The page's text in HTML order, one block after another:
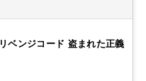
リベンジコード 盗まれた正義